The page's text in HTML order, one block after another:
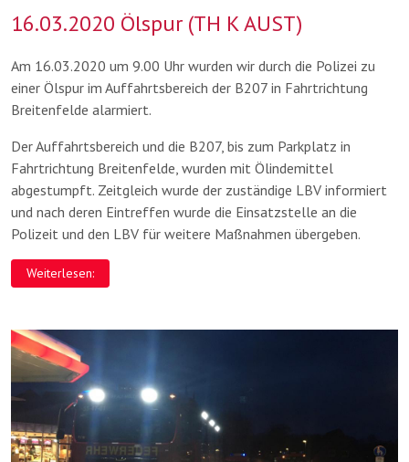
16.03.2020 Ölspur (TH K AUST)
Am 16.03.2020 um 9.00 Uhr wurden wir durch die Polizei zu
einer Ölspur im Auffahrtsbereich der B207 in Fahrtrichtung
Breitenfelde alarmiert.
Der Auffahrtsbereich und die B207, bis zum Parkplatz in
Fahrtrichtung Breitenfelde, wurden mit Ölindemittel
abgestumpft. Zeitgleich wurde der zuständige LBV informiert
und nach deren Eintreffen wurde die Einsatzstelle an die
Polizeit und den LBV für weitere Maßnahmen übergeben.
Weiterlesen: